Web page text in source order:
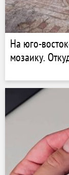
На юго-
мозаику.